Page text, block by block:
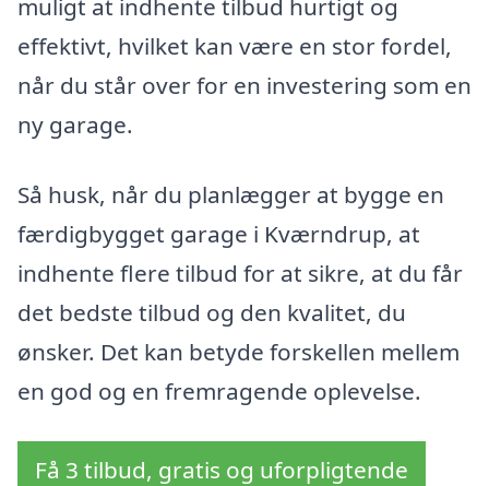
muligt at indhente tilbud hurtigt og
effektivt, hvilket kan være en stor fordel,
når du står over for en investering som en
ny garage.
Så husk, når du planlægger at bygge en
færdigbygget garage i Kværndrup, at
indhente flere tilbud for at sikre, at du får
det bedste tilbud og den kvalitet, du
ønsker. Det kan betyde forskellen mellem
en god og en fremragende oplevelse.
Få 3 tilbud, gratis og uforpligtende